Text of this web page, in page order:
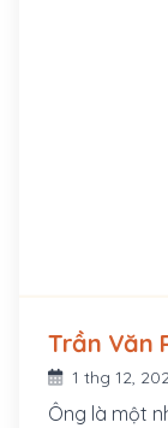
1 thg 12,
Ông là một